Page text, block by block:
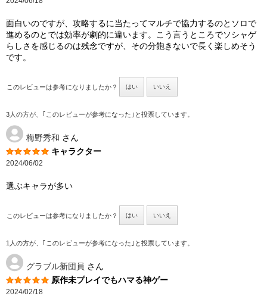
面白いのですが、攻略するに当たってマルチで協力するのとソロで
進めるのとでは効率が劇的に違います。こう言うところでソシャゲ
らしさを感じるのは残念ですが、その分飽きないで長く楽しめそう
です。
このレビューは参考になりましたか？ はい いいえ
3人の方が、｢このレビューが参考になった｣と投票しています。
梅野秀和 さん
キャラクター
2024/06/02
選ぶキャラが多い
このレビューは参考になりましたか？ はい いいえ
1人の方が、｢このレビューが参考になった｣と投票しています。
グラブル新団員 さん
原作未プレイでもハマる神ゲー
2024/02/18